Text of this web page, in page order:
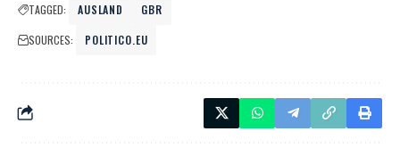
TAGGED: AUSLAND
GBR
SOURCES:
POLITICO.EU